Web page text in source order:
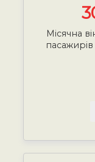
Місячна